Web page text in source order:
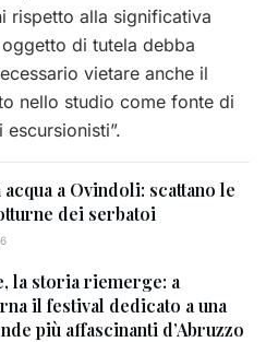
rispetto alla significativa
di tutela debba
vietare anche il
nello studio come fonte di
a Ovindoli: scattano le
dei serbatoi
la storia riemerge: a
il festival dedicato a una
più affascinanti d’Abruzzo